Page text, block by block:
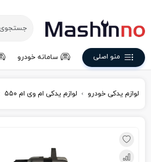
منو اصلی سامانه خودرو
لوازم یدکی خودرو لوازم یدکی ام‌ وی‌ ام ۵۵۰